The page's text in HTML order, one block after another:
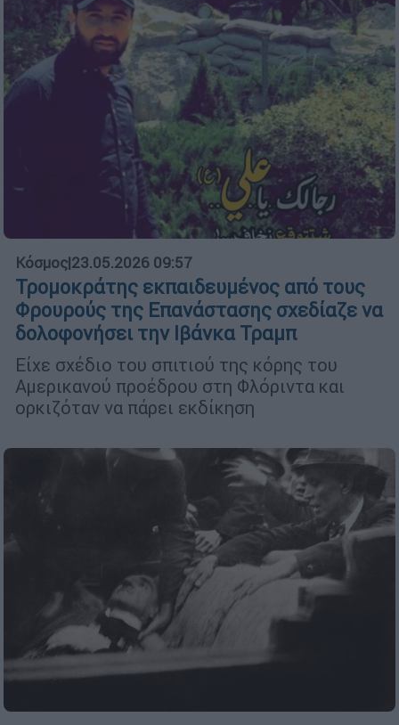
Κόσμος|23.05.2026 09:57
Τρομοκράτης εκπαιδευμένος από τους
Φρουρούς της Επανάστασης σχεδίαζε να
δολοφονήσει την Ιβάνκα Τραμπ
Είχε σχέδιο του σπιτιού της κόρης του
Αμερικανού προέδρου στη Φλόριντα και
ορκιζόταν να πάρει εκδίκηση